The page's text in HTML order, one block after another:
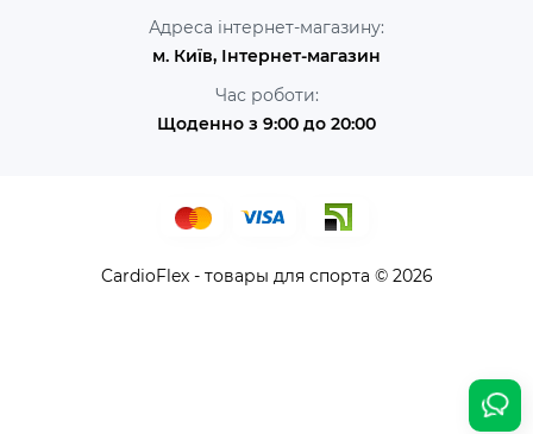
Адреса інтернет-магазину:
м. Київ, Інтернет-магазин
Час роботи:
Щоденно з 9:00 до 20:00
CardioFlex - товары для спорта © 2026